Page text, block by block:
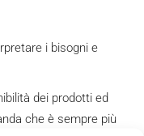
i bisogni e
dei prodotti ed
che è sempre più